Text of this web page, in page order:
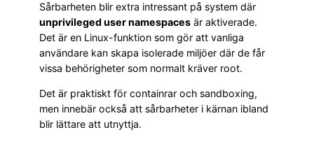
Sårbarheten blir extra intressant på system där
unprivileged user namespaces är aktiverade.
Det är en Linux-funktion som gör att vanliga
användare kan skapa isolerade miljöer där de får
vissa behörigheter som normalt kräver root.
Det är praktiskt för containrar och sandboxing,
men innebär också att sårbarheter i kärnan ibland
blir lättare att utnyttja.